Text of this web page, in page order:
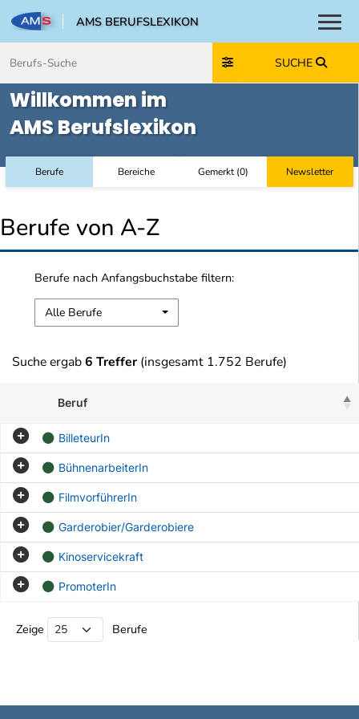
AMS BERUFSLEXIKON
SUCHE
Willkommen im
AMS Berufslexikon
Berufe Bereiche Gemerkt(0) Newsletter
Berufe von A-Z
Berufe nach Anfangsbuchstabe filtern:
Alle Berufe
Suche ergab6 Treffer (insgesamt 1.752 Berufe)
Beruf
BilleteurIn
BühnenarbeiterIn
FilmvorführerIn
Garderobier/Garderobiere
Kinoservicekraft
PromoterIn
Zeige Berufe